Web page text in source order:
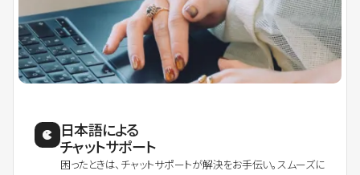
日本語による
チャットサポート
困ったときは、チャットサポートが解決をお手伝い。スムーズに